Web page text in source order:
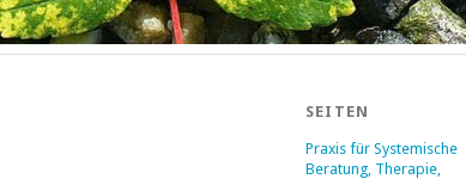
SEITEN
Praxis für Systemische
Beratung, Therapie,